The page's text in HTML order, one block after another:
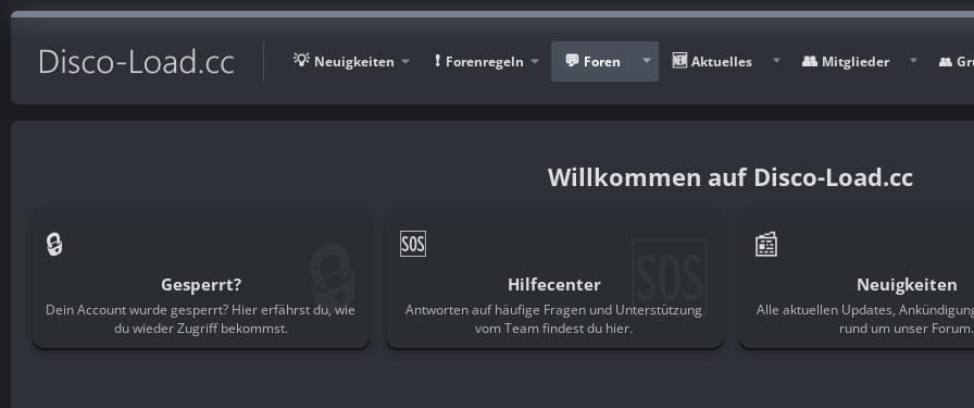
Neuigkeiten Forenregeln Foren Aktuelles Mitglieder
Disco-Load.cc
🔒
Gesperrt?
Dein Account wurde gesperrt? Hier erfährst du, wie
du wieder Zugriff bekommst.
🔒 🆘
Hilfecenter
Antworten auf häufige Fragen und Unterstützung
vom Team findest du hier.🆘 📰
Neuigkeiten
Alle aktuellen Updates,
rund um unser Forum.